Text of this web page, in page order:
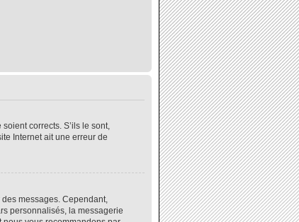
corrects. S’ils le sont,
Internet ait une erreur de
messages. Cependant,
personnalisés, la messagerie